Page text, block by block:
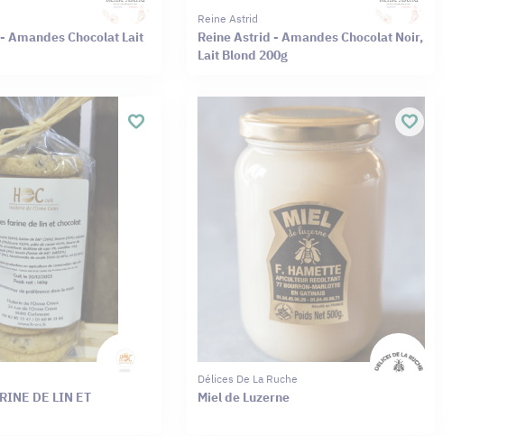
Amandes Chocolat Lait
Reine Astrid
Reine Astrid - Amandes Chocolat Noir,
Lait Blond 200g
DE LIN ET
Délices De La Ruche
Miel de Luzerne